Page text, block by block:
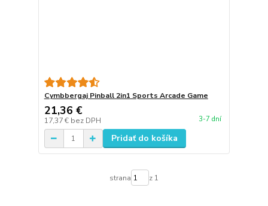
Cymbbergaj Pinball 2in1 Sports Arcade Game
21,36 €
17,37 € bez DPH 3-7 dní
Pridať do košíka
strana z 1